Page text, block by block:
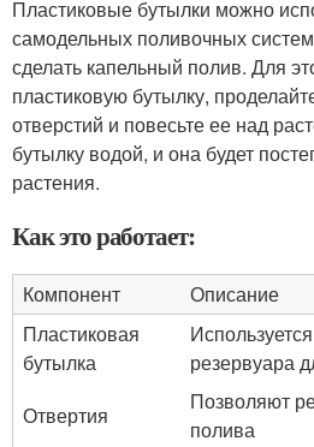
Пластиковые бутылки можно
самодельных поливочных
сделать капельный полив. Для
пластиковую бутылку,
отверстий и повесьте ее над
бутылку водой, и она будет
растения.
Как это работает:
Компонент
Описание
Пластиковая
бутылка
резервуара
Отвертия
Позволяют
полива